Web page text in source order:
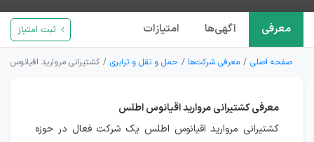
معرفی آگهی‌ها امتیازات ثبت امتیاز
صفحه اصلی معرفی شرکت‌ها حمل و نقل و ترابری کشتیرانی مروارید اقیانوس
معرفی کشتیرانی مروارید اقیانوس اطلس
کشتیرانی مروارید اقیانوس اطلس یک شرکت فعال در حوزه